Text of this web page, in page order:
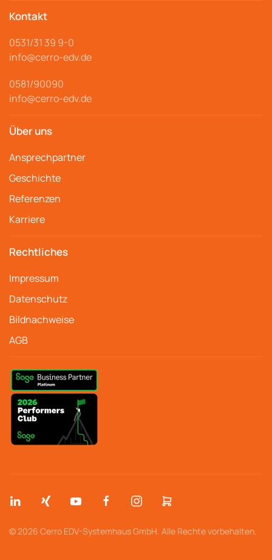
Kontakt
0531/31 39 9-0
info@cerro-edv.de
0581/90090
info@cerro-edv.de
Über uns
Ansprechpartner
Geschichte
Referenzen
Karriere
Rechtliches
Impressum
Datenschutz
Bildnachweise
AGB
© 2026 Cerro EDV-Systemhaus GmbH. Alle Rechte vorbehalten.